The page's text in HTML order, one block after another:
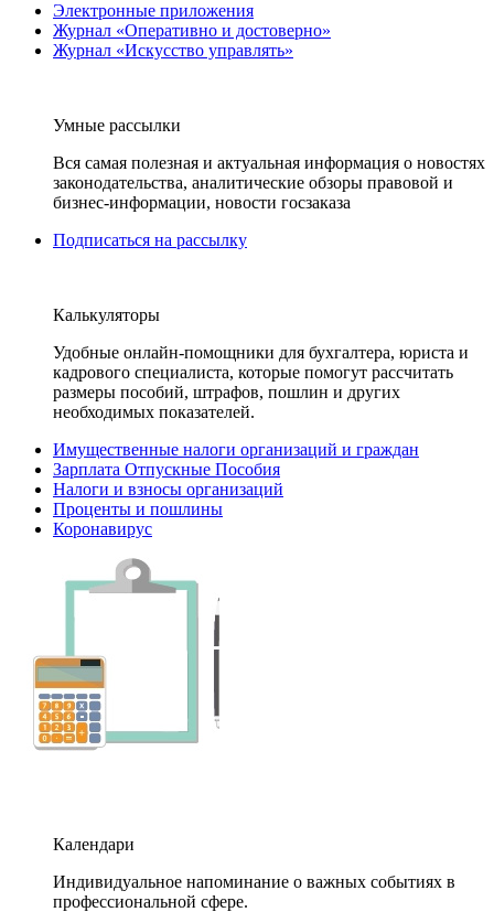
Электронные приложения
Журнал «Оперативно и достоверно»
Журнал «Искусство управлять»
Умные рассылки
Вся самая полезная и актуальная информация о новостях
законодательства, аналитические обзоры правовой и
бизнес-информации, новости госзаказа
Подписаться на рассылку
Калькуляторы
Удобные онлайн-помощники для бухгалтера, юриста и
кадрового специалиста, которые помогут рассчитать
размеры пособий, штрафов, пошлин и других
необходимых показателей.
Имущественные налоги организаций и граждан
Зарплата Отпускные Пособия
Налоги и взносы организаций
Проценты и пошлины
Коронавирус
Календари
Индивидуальное напоминание о важных событиях в
профессиональной сфере.